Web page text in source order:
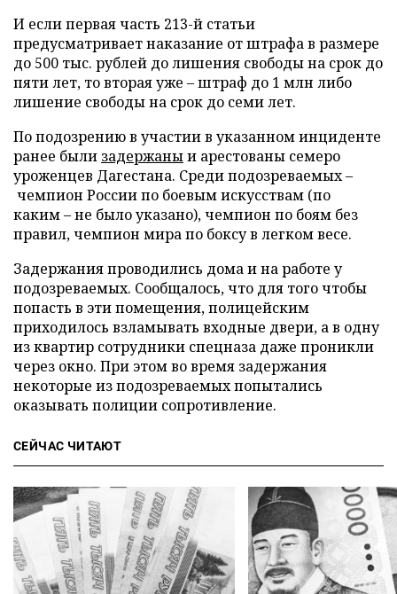
И если первая часть 213-й статьи
предусматривает наказание от штрафа в размере
до 500 тыс. рублей до лишения свободы на срок до
пяти лет, то вторая уже – штраф до 1 млн либо
лишение свободы на срок до семи лет.
По подозрению в участии в указанном инциденте
ранее были задержаныи арестованы семеро
уроженцев Дагестана. Среди подозреваемых –
чемпион России по боевым искусствам (по
каким – не было указано), чемпион по боям без
правил, чемпион мира по боксу в легком весе.
Задержания проводились дома и на работе у
подозреваемых. Сообщалось, что для того чтобы
попасть в эти помещения, полицейским
приходилось взламывать входные двери, а в одну
из квартир сотрудники спецназа даже проникли
через окно. При этом во время задержания
некоторые из подозреваемых попытались
оказывать полиции сопротивление.
СЕЙЧАС ЧИТАЮТ